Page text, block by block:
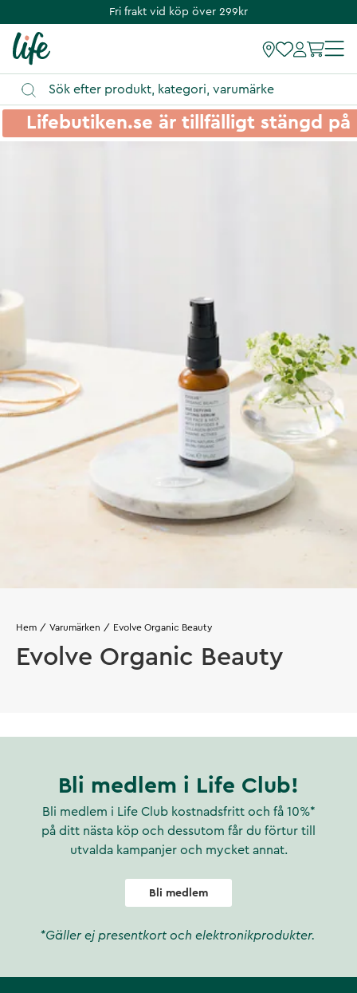
Fri frakt vid köp över 299kr
Lifebutiken.se är tillfälligt stängd
Hem Varumärken Evolve Organic Beauty
Evolve Organic Beauty
Bli medlem i Life Club!
Bli medlem i Life Club kostnadsfritt och få 10%*
på ditt nästa köp och dessutom får du förtur till
utvalda kampanjer och mycket annat.
Bli medlem
*Gäller ej presentkort och elektronikprodukter.